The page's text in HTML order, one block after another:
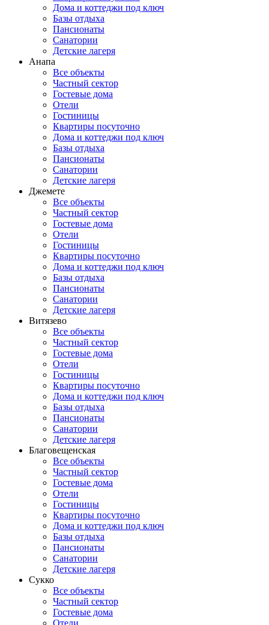
Дома и коттеджи под ключ
Базы отдыха
Пансионаты
Санатории
Детские лагеря
Анапа
Все объекты
Частный сектор
Гостевые дома
Отели
Гостиницы
Квартиры посуточно
Дома и коттеджи под ключ
Базы отдыха
Пансионаты
Санатории
Детские лагеря
Джемете
Все объекты
Частный сектор
Гостевые дома
Отели
Гостиницы
Квартиры посуточно
Дома и коттеджи под ключ
Базы отдыха
Пансионаты
Санатории
Детские лагеря
Витязево
Все объекты
Частный сектор
Гостевые дома
Отели
Гостиницы
Квартиры посуточно
Дома и коттеджи под ключ
Базы отдыха
Пансионаты
Санатории
Детские лагеря
Благовещенская
Все объекты
Частный сектор
Гостевые дома
Отели
Гостиницы
Квартиры посуточно
Дома и коттеджи под ключ
Базы отдыха
Пансионаты
Санатории
Детские лагеря
Сукко
Все объекты
Частный сектор
Гостевые дома
Отели